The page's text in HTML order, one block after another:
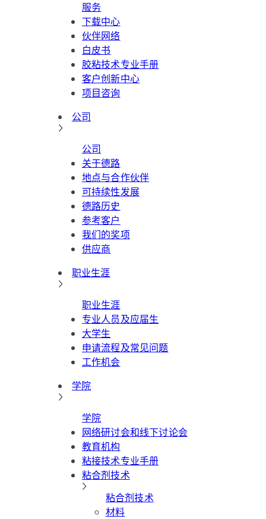
服务
下载中心
伙伴网络
白皮书
胶粘技术专业手册
客户创新中心
项目咨询
公司
公司
关于德路
地点与合作伙伴
可持续性发展
德路历史
参考客户
我们的奖项
供应商
职业生涯
职业生涯
专业人员及应届生
大学生
申请流程及常见问题
工作机会
学院
学院
网络研讨会和线下讨论会
教育机构
粘接技术专业手册
粘合剂技术
粘合剂技术
材料